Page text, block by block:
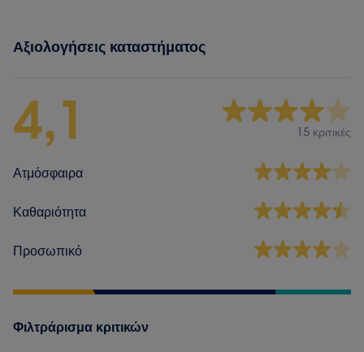
Αξιολογήσεις καταστήματος
4,1 15 κριτικές
Ατμόσφαιρα
Καθαριότητα
Προσωπικό
Φιλτράρισμα κριτικών